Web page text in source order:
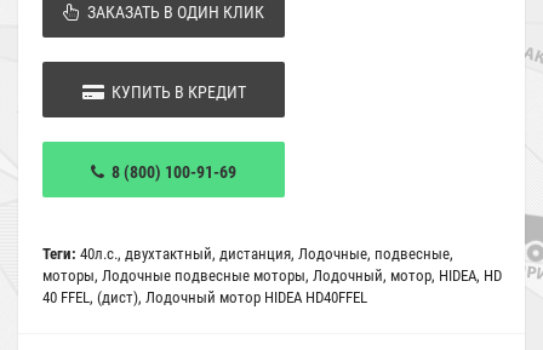
ЗАКАЗАТЬ В ОДИН КЛИК
КУПИТЬ В КРЕДИТ
8 (800) 100-91-69
Теги: 40л.с., двухтактный, дистанция, Лодочные, подвесные,
моторы, Лодочные подвесные моторы, Лодочный, мотор, HIDEA, HD
40 FFEL , (дист), Лодочный мотор HIDEA HD40FFEL